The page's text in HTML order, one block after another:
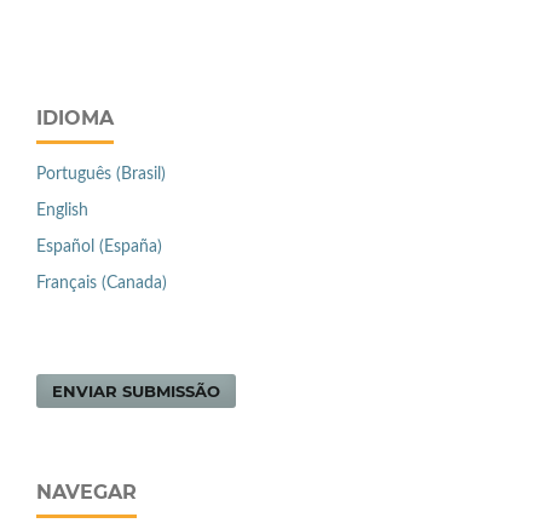
IDIOMA
Português (Brasil)
English
Español (España)
Français (Canada)
ENVIAR SUBMISSÃO
NAVEGAR